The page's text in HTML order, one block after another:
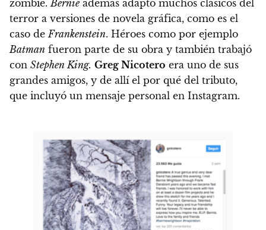
zombie. Bernie además adaptó muchos clásicos del
terror a versiones de novela gráfica, como es el
caso de Frankenstein. Héroes como por ejemplo
Batman fueron parte de su obra y también trabajó
con Stephen King. Greg Nicotero era uno de sus
grandes amigos, y de allí el por qué del tributo,
que incluyó un mensaje personal en Instagram.